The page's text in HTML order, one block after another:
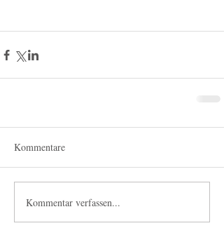
Kommentare
Kommentar verfassen...